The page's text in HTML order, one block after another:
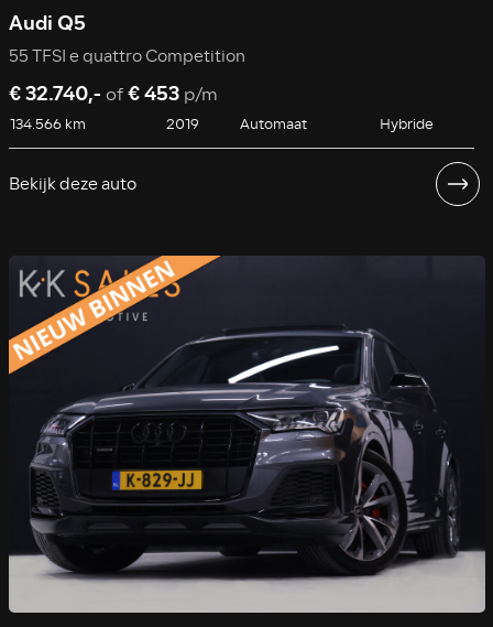
Audi Q5
55 TFSI e quattro Competition
€ 32.740,- of€ 453 p/m
134.566 km 2019 Automaat Hybride
Bekijk deze auto